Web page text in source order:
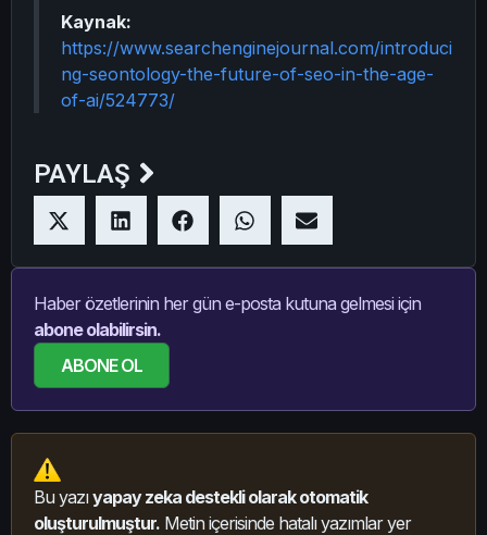
Kaynak:
https://www.searchenginejournal.com/introduci
ng-seontology-the-future-of-seo-in-the-age-
of-ai/524773/
PAYLAŞ
Haber özetlerinin her gün e-posta kutuna gelmesi için
abone olabilirsin.
ABONE OL
Bu yazıyapay zeka destekli olarak otomatik
oluşturulmuştur. Metin içerisinde hatalı yazımlar yer